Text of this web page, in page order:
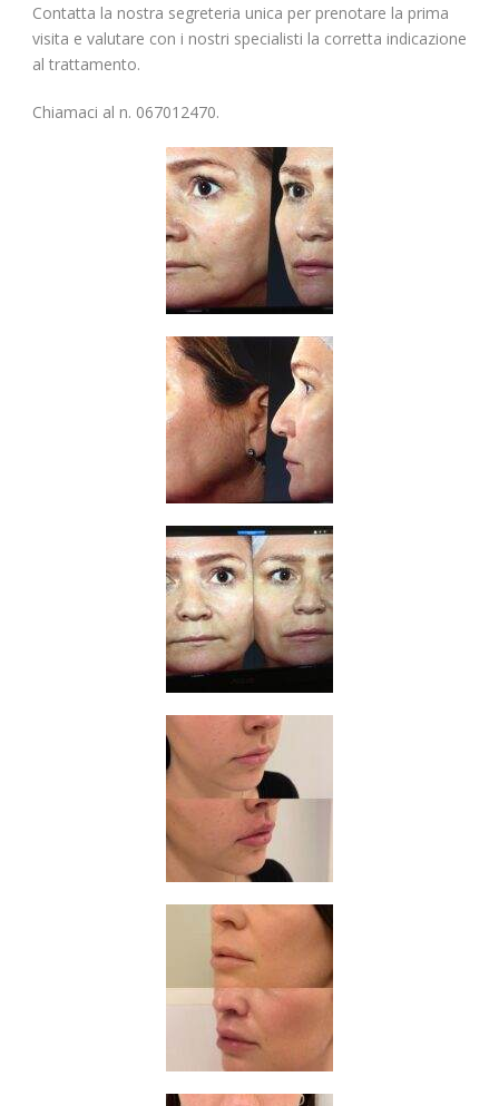
Contatta la nostra segreteria unica per prenotare la prima
visita e valutare con i nostri specialisti la corretta indicazione
al trattamento.
Chiamaci al n. 067012470.